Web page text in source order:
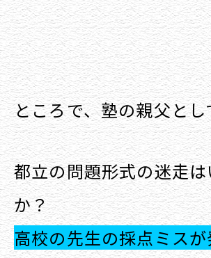
ところで、塾の親父と
都立の問題形式の迷走
か？
高校の先生の採点ミス